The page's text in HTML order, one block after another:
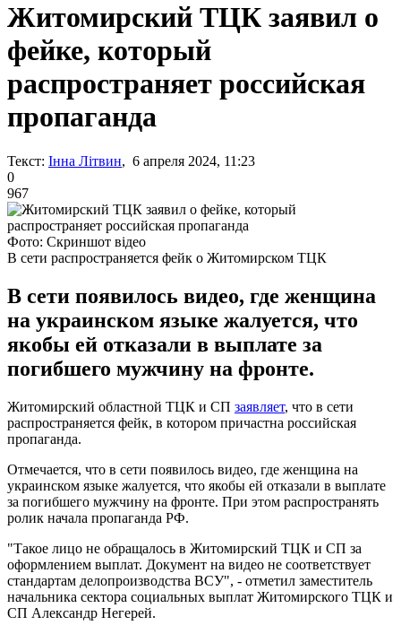
Житомирский ТЦК заявил о
фейке, который
распространяет российская
пропаганда
Текст: Інна Літвин, 6 апреля 2024, 11:23
0
967
Фото: Скриншот відео
В сети распространяется фейк о Житомирском ТЦК
В сети появилось видео, где женщина
на украинском языке жалуется, что
якобы ей отказали в выплате за
погибшего мужчину на фронте.
Житомирский областной ТЦК и СП заявляет, что в сети
распространяется фейк, в котором причастна российская
пропаганда.
Отмечается, что в сети появилось видео, где женщина на
украинском языке жалуется, что якобы ей отказали в выплате
за погибшего мужчину на фронте. При этом распространять
ролик начала пропаганда РФ.
"Такое лицо не обращалось в Житомирский ТЦК и СП за
оформлением выплат. Документ на видео не соответствует
стандартам делопроизводства ВСУ", - отметил заместитель
начальника сектора социальных выплат Житомирского ТЦК и
СП Александр Негерей.